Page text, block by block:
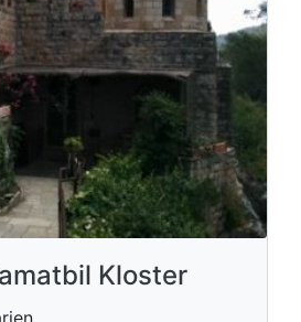
Kloster